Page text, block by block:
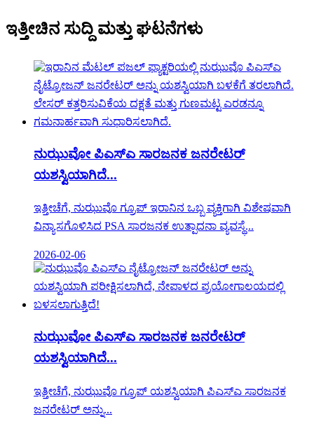
ಇತ್ತೀಚಿನ ಸುದ್ದಿ ಮತ್ತು ಘಟನೆಗಳು
ನುಝುವೋ ಪಿಎಸ್ಎ ಸಾರಜನಕ ಜನರೇಟರ್
ಯಶಸ್ವಿಯಾಗಿದೆ...
ಇತ್ತೀಚೆಗೆ, ನುಝುವೊ ಗ್ರೂಪ್ ಇರಾನಿನ ಒಬ್ಬ ವ್ಯಕ್ತಿಗಾಗಿ ವಿಶೇಷವಾಗಿ
ವಿನ್ಯಾಸಗೊಳಿಸಿದ PSA ಸಾರಜನಕ ಉತ್ಪಾದನಾ ವ್ಯವಸ್ಥೆ...
2026-02-06
ನುಝುವೋ ಪಿಎಸ್ಎ ಸಾರಜನಕ ಜನರೇಟರ್
ಯಶಸ್ವಿಯಾಗಿದೆ...
ಇತ್ತೀಚೆಗೆ, ನುಝುವೊ ಗ್ರೂಪ್ ಯಶಸ್ವಿಯಾಗಿ ಪಿಎಸ್ಎ ಸಾರಜನಕ
ಜನರೇಟರ್ ಅನ್ನು...